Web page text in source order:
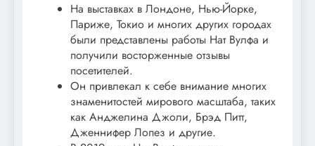
На выставках в Лондоне, Нью-Йорке,
Париже, Токио и многих других городах
были представлены работы Нат Вулфа и
получили восторженные отзывы
посетителей.
Он привлекал к себе внимание многих
знаменитостей мирового масштаба, таких
как Анджелина Джоли, Брэд Питт,
Дженнифер Лопез и другие.